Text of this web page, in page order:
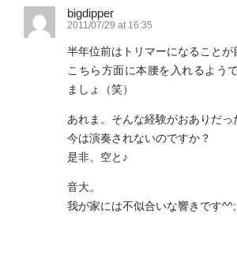
bigdipper
2011/07/29 at 16:35
半年位前はトリマーになることが
こちら方面に本腰を入れるよう
ましょ（笑）
あれま。そんな経験がおありだっ
今は演奏されないのですか？
是非、空と♪
音大。
我が家には不似合いな響きです^^;